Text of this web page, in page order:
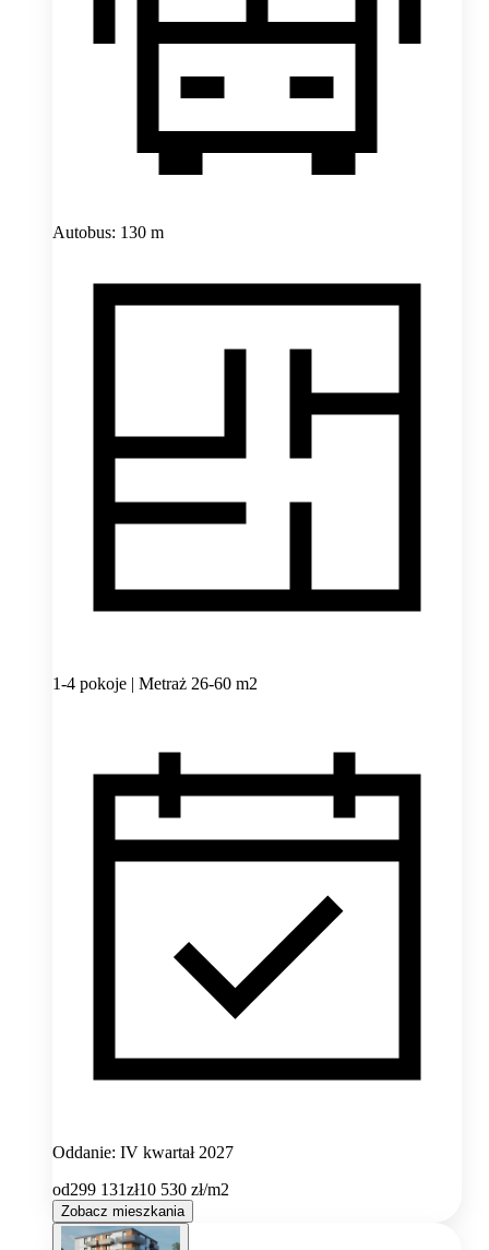
Autobus: 130 m
1-4 pokoje | Metraż 26-60 m2
Oddanie: IV kwartał 2027
od299 131zł10 530 zł/m2
Zobacz mieszkania